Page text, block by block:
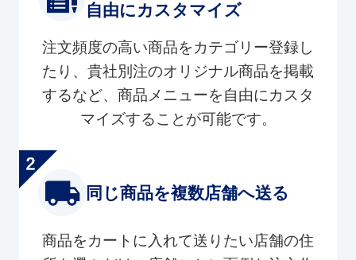
自由にカスタマイズ
注文頻度の高い商品をカテゴリー登録し
たり、貴社別注のオリジナル商品を掲載
するなど、商品メニューを自由にカスタ
マイズすることが可能です。
同じ商品を複数店舗へ送る
商品をカートに入れて送りたい店舗の住